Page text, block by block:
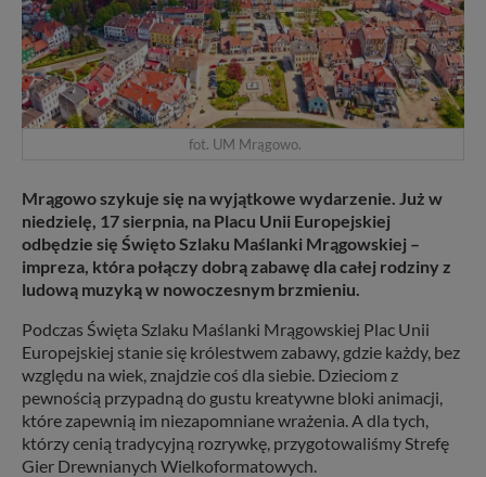
fot. UM Mrągowo.
Mrągowo szykuje się na wyjątkowe wydarzenie. Już w
niedzielę, 17 sierpnia, na Placu Unii Europejskiej
odbędzie się Święto Szlaku Maślanki Mrągowskiej –
impreza, która połączy dobrą zabawę dla całej rodziny z
ludową muzyką w nowoczesnym brzmieniu.
Podczas Święta Szlaku Maślanki Mrągowskiej Plac Unii
Europejskiej stanie się królestwem zabawy, gdzie każdy, bez
względu na wiek, znajdzie coś dla siebie. Dzieciom z
pewnością przypadną do gustu kreatywne bloki animacji,
które zapewnią im niezapomniane wrażenia. A dla tych,
którzy cenią tradycyjną rozrywkę, przygotowaliśmy Strefę
Gier Drewnianych Wielkoformatowych.